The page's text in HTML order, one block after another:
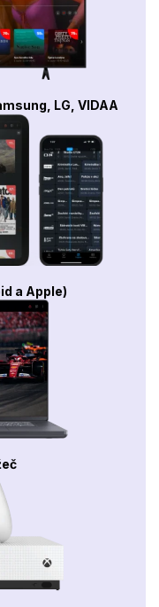
LG, VIDAA
a Apple)